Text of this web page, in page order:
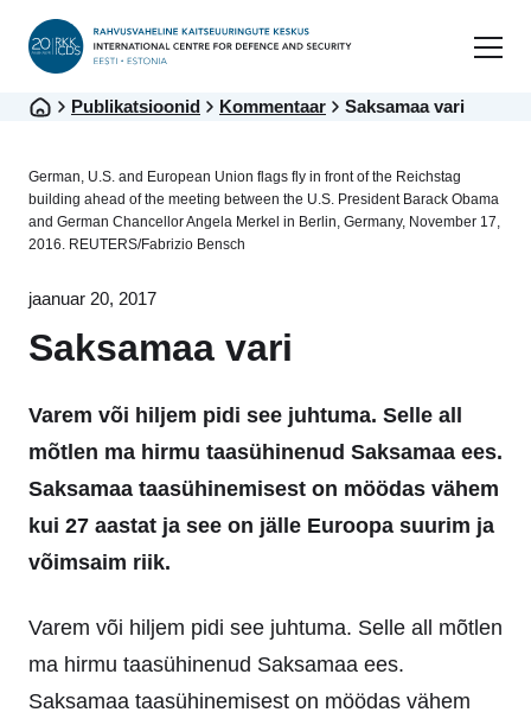
Publikatsioonid Kommentaar Saksamaa vari
German, U.S. and European Union flags fly in front of the Reichstag
building ahead of the meeting between the U.S. President Barack Obama
and German Chancellor Angela Merkel in Berlin, Germany, November 17,
2016. REUTERS/Fabrizio Bensch
jaanuar 20, 2017
Saksamaa vari
Varem või hiljem pidi see juhtuma. Selle all
mõtlen ma hirmu taasühinenud Saksamaa ees.
Saksamaa taasühinemisest on möödas vähem
kui 27 aastat ja see on jälle Euroopa suurim ja
võimsaim riik.
Varem või hiljem pidi see juhtuma. Selle all mõtlen
ma hirmu taasühinenud Saksamaa ees.
Saksamaa taasühinemisest on möödas vähem